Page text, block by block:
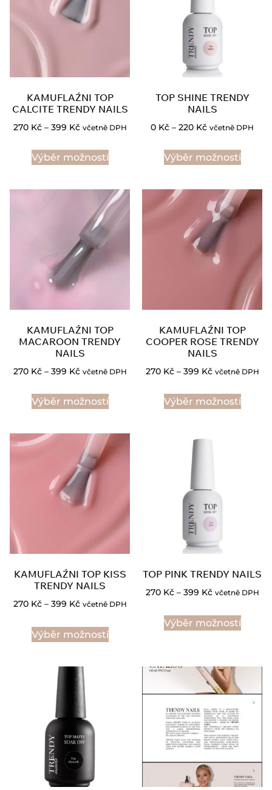
KAMUFLAŹNI TOP
CALCITE TRENDY NAILS
270 Kč – 399 Kč včetně DPH
Výběr možností
TOP SHINE TRENDY
NAILS
0 Kč – 220 Kč včetně DPH
Výběr možností
KAMUFLAŹNI TOP
MACAROON TRENDY
NAILS
270 Kč – 399 Kč včetně DPH
Výběr možností
KAMUFLAŹNI TOP
COOPER ROSE TRENDY
NAILS
270 Kč – 399 Kč včetně DPH
Výběr možností
KAMUFLAŹNI TOP KISS
TRENDY NAILS
270 Kč – 399 Kč včetně DPH
Výběr možností
TOP PINK TRENDY NAILS
270 Kč – 399 Kč včetně DPH
Výběr možností